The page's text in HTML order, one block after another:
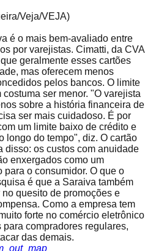
Veja/VEJA)
é o mais bem-avaliado entre
por varejistas. Cimatti, da CVA
geralmente esses cartões
mas oferecem menos
pelos bancos. O limite
ser menor. "O varejista
sobre a história financeira de
ser mais cuidadoso. É por
um limite baixo de crédito e
longo do tempo", diz. O cartão
disso: os custos com anuidade
enxergados como um
para o consumidor. O que o
é que a Saraiva também
quesito de promoções e
Como a empresa tem
forte no comércio eletrônico
compradores regulares,
das demais.